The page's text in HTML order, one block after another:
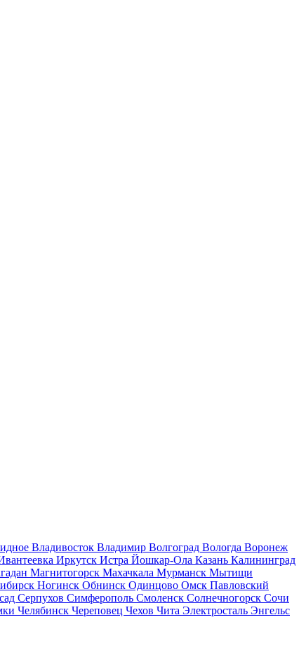
Владивосток Владимир Волгоград Вологда Воронеж
Иркутск Истра Йошкар-Ола Казань Калининград
Магнитогорск Махачкала Мурманск Мытищи
Ногинск Обнинск Одинцово Омск Павловский
Серпухов Симферополь Смоленск Солнечногорск Сочи
Челябинск Череповец Чехов Чита Электросталь Энгельс